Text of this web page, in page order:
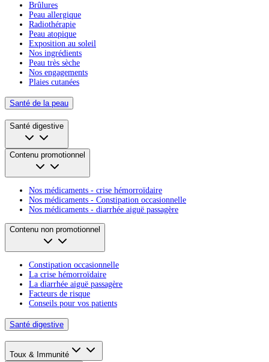
Brûlures
Peau allergique
Radiothérapie
Peau atopique
Exposition au soleil
Nos ingrédients
Peau très sèche
Nos engagements
Plaies cutanées
Santé de la peau
Santé digestive
Contenu promotionnel
Nos médicaments - crise hémorroïdaire
Nos médicaments - Constipation occasionnelle
Nos médicaments - diarrhée aiguë passagère
Contenu non promotionnel
Constipation occasionnelle
La crise hémorroïdaire
La diarrhée aiguë passagère
Facteurs de risque
Conseils pour vos patients
Santé digestive
Toux & Immunité